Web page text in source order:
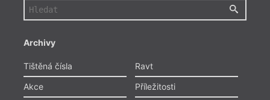
Archivy
Tištěná čísla
Ravt
Akce
Příležitosti